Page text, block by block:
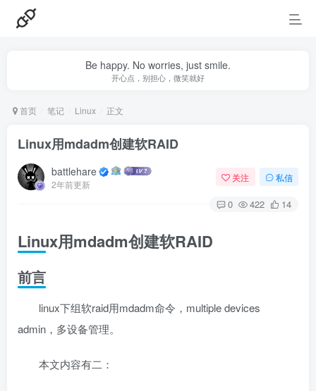
Be happy. No worries, just smile.
开心点，别担心，微笑就好
首页 笔记 Linux 正文
Linux用mdadm创建软RAID
battlehare
2年前更新
关注 私信
0 422 14
Linux用mdadm创建软RAID
前言
linux下组软raid用mdadm命令，multiple devices
admin，多设备管理。
本文内容有二：